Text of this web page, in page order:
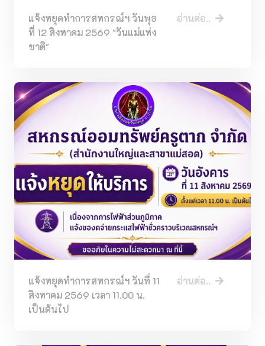
แจ้งหยุดทำการสหกรณ์ฯ วันพุธ
ที่ 12 สิงหาคม 2569 "วันแม่แห่ง
ชาติ"
อ่านต่อ..
แจ้งหยุดทำการสหกรณ์ฯ วันที่ 11
สิงหาคม 2569 เวลา 11.00 น.
เป็นต้นไป
อ่านต่อ..